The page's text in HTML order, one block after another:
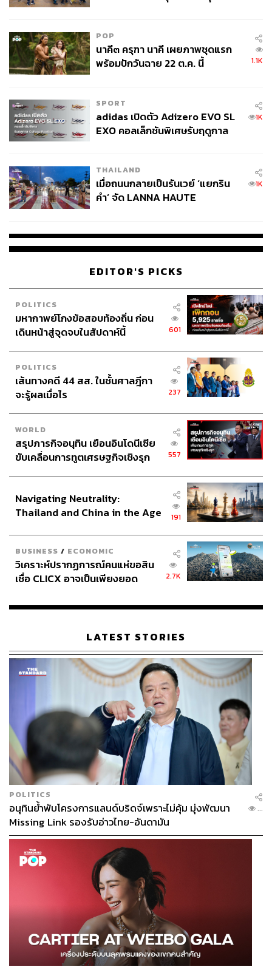
จากบท ยอนฮี นักศึกษาที่ครอบครัวได้รับผลกระทบจาก
เหตุการณ์ประท้วงครั้งนี้
ภาพยนตร์Little Forest(2018)
Mr. Sunshine(2018)
เลือกบทบาทที่แตกต่างเพื่อท้าทายตัวเอง
คิมแทรีเลือกบทบาทการแสดงในชีวิตการทำงานได้อย่างน่า
สนใจ ตั้งแต่ภาพยนตร์ทริลเลอร์หนักๆ ประวัติศาสตร์
การเมือง จนในปี 2018 เธอมีผลงานภาพยนตร์ที่สุดแสน
ที่สะท้อนชีวิตอย่างเรียบง่ายและ
แสนสงบของผู้หญิงคนหนึ่งในชนบทที่ห่างไกลจากความ
เจริญ โดยแทบทั้งเรื่องคิมแทรีแบกน้ำหนักการแสดงเอาไว้บน
บ่า จนได้รับเสนอชื่อเข้าชิงรางวัลนักแสดงนำหญิงในปีนั้น
ที่ประกบคู่กับ อีบยองฮอน นักแสดงรุ่นใหญ่ที่ให้สัมภาษณ์ว่าย
อมรับฝีมือทางการแสดงของรุ่นน้องคนนี้อยู่บ่อยครั้ง บทคุณ
หนูอาชินที่เธอรับแสดงมีมิติตัวละครค่อนข้างซับซ้อนและ
เต็มไปด้วยอารมณ์ลึกซึ้ง รวมถึงฉากต่อสู้และการใช้อาวุธ
คิมแทรีทำให้บทคุณหนูอาชินกลายเป็นที่รักของแฟนซีรีส์
และด้วยฝีมือของนักเขียนคิมอึนซุก ผู้กำกับอีอึงบก รวมถึง
เหล่านักแสดงนำ พวกเขาทำให้ซีรีส์
Mr. Sunshine
กลาย
เป็นกระแสระดับชาติ ส่งให้ชื่อคิมแทรีกลายเป็นหนึ่งในนัก
แสดงนำฝ่ายหญิงที่ผู้สร้างจะต้องนึกถึง
Space Sweepers(2021) เป็นงานภาพยนตร์เรื่องล่าสุดที่เข้า
ฉายผ่านทางสตรีมมิง Netflix งานระดับบล็อกบัสเตอร์ทุนมหา
ศาลที่คิมแทรีร่วมเป็นหนึ่งในทีมนักแสดงนำ เป็นการพลิก
บทบาทอีกครั้ง ก่อนที่ในปี 2022 ชื่อของเธอจะเป็นที่จดจำกับ
บท นาฮีโด นักกีฬาฟันดาบหญิงของเกาหลีที่เท่ที่สุดในซีรีส์
Twenty Five Twenty One
POP
นาคี๓ ครุฑา นาคี เผยภาพชุดแรก
พร้อมปักวันฉาย 22 ต.ค. นี้
1.1K
SPORT
adidas เปิดตัว Adizero EVO SL
EXO คอลเล็กชันพิเศษรับฤดูกาล
1K
THAILAND
เมื่อถนนกลายเป็นรันเวย์ ‘แยกริน
คำ’ จัด LANNA HAUTE
1K
EDITOR'S PICKS
POLITICS
มหากาพย์โกงข้อสอบท้องถิ่น ก่อน
เดินหน้าสู่จุดจบในสัปดาห์นี้
601
POLITICS
เส้นทางคดี 44 สส. ในชั้นศาลฎีกา
จะรู้ผลเมื่อไร
237
WORLD
สรุปภารกิจอนุทิน เยือนอินโดนีเซีย
ขับเคลื่อนการทูตเศรษฐกิจเชิงรุก
557
Navigating Neutrality:
Thailand and China in the Age
191
BUSINESS / ECONOMIC
วิเคราะห์ปรากฏการณ์คนแห่ขอสิน
เชื่อ CLICX อาจเป็นเพียงยอด
เรือนไทยที่ถูกซุกไว้
2.7K
LATEST STORIES
POLITICS
อนุทินย้ำพับโครงการแลนด์บริดจ์เพราะไม่คุ้ม มุ่งพัฒนา
Missing Link รองรับอ่าวไทย-อันดามัน
...